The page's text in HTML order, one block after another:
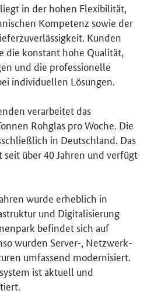
in der hohen Flexibilität,
Kompetenz sowie der
Kunden
die konstant hohe Qualität,
und die professionelle
individuellen Lösungen.
verarbeitet das
Rohglas pro Woche. Die
in Deutschland. Das
über 40 Jahren und verfügt
wurde erheblich in
und Digitalisierung
befindet sich auf
wurden Server-, Netzwerk-
umfassend modernisiert.
ist aktuell und